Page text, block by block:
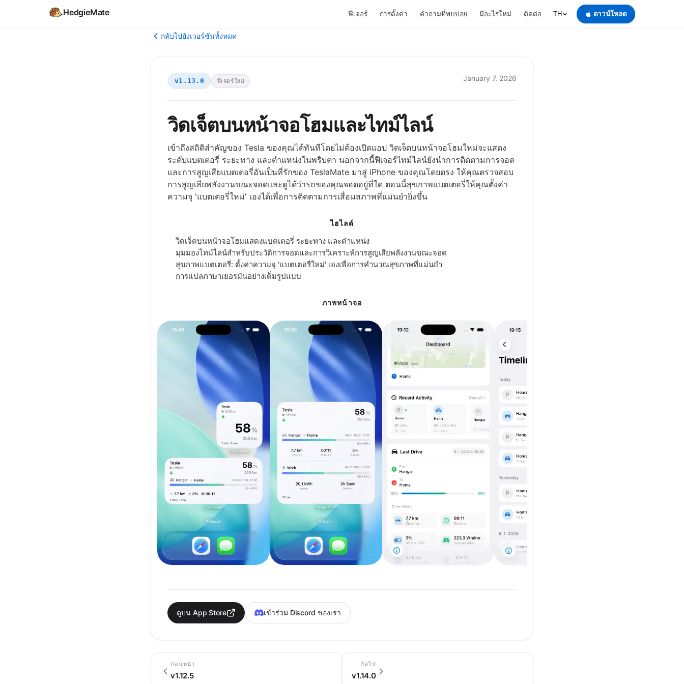
HedgieMate ฟีเจอร์ การตั้งค่า คำถามที่พบบ่อย มีอะไรใหม่ ติดต่อ TH ดาวน์โหลด
กลับไปยังเวอร์ชันทั้งหมด
v1.13.0 ฟีเจอร์ใหม่ January 7, 2026
วิดเจ็ตบนหน้าจอโฮมและไทม์ไลน์
เข้าถึงสถิติสำคัญของ Tesla ของคุณได้ทันทีโดยไม่ต้องเปิดแอป วิดเจ็ตบนหน้าจอโฮมใหม่จะแสดง
ระดับแบตเตอรี่ ระยะทาง และตำแหน่งในพริบตา นอกจากนี้ฟีเจอร์ไทม์ไลน์ยังนำการติดตามการจอด
และการสูญเสียแบตเตอรี่อันเป็นที่รักของ TeslaMate มาสู่ iPhone ของคุณโดยตรง ให้คุณตรวจสอบ
การสูญเสียพลังงานขณะจอดและดูได้ว่ารถของคุณจอดอยู่ที่ใด ตอนนี้สุขภาพแบตเตอรี่ให้คุณตั้งค่า
ความจุ 'แบตเตอรี่ใหม่' เองได้เพื่อการติดตามการเสื่อมสภาพที่แม่นยำยิ่งขึ้น
ไฮไลต์
วิดเจ็ตบนหน้าจอโฮมแสดงแบตเตอรี่ ระยะทาง และตำแหน่ง
มุมมองไทม์ไลน์สำหรับประวัติการจอดและการวิเคราะห์การสูญเสียพลังงานขณะจอด
สุขภาพแบตเตอรี่: ตั้งค่าความจุ 'แบตเตอรี่ใหม่' เองเพื่อการคำนวณสุขภาพที่แม่นยำ
การแปลภาษาเยอรมันอย่างเต็มรูปแบบ
ภาพหน้าจอ
ดูบน App Store เข้าร่วม Discord ของเรา
ก่อนหน้า
v1.12.5
ถัดไป
v1.14.0